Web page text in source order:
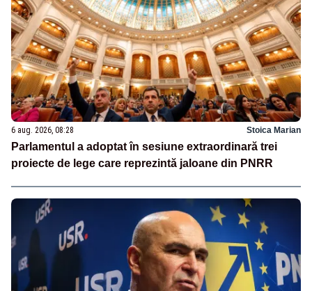
6 aug. 2026, 08:28 Stoica Marian
Parlamentul a adoptat în sesiune extraordinară trei
proiecte de lege care reprezintă jaloane din PNRR